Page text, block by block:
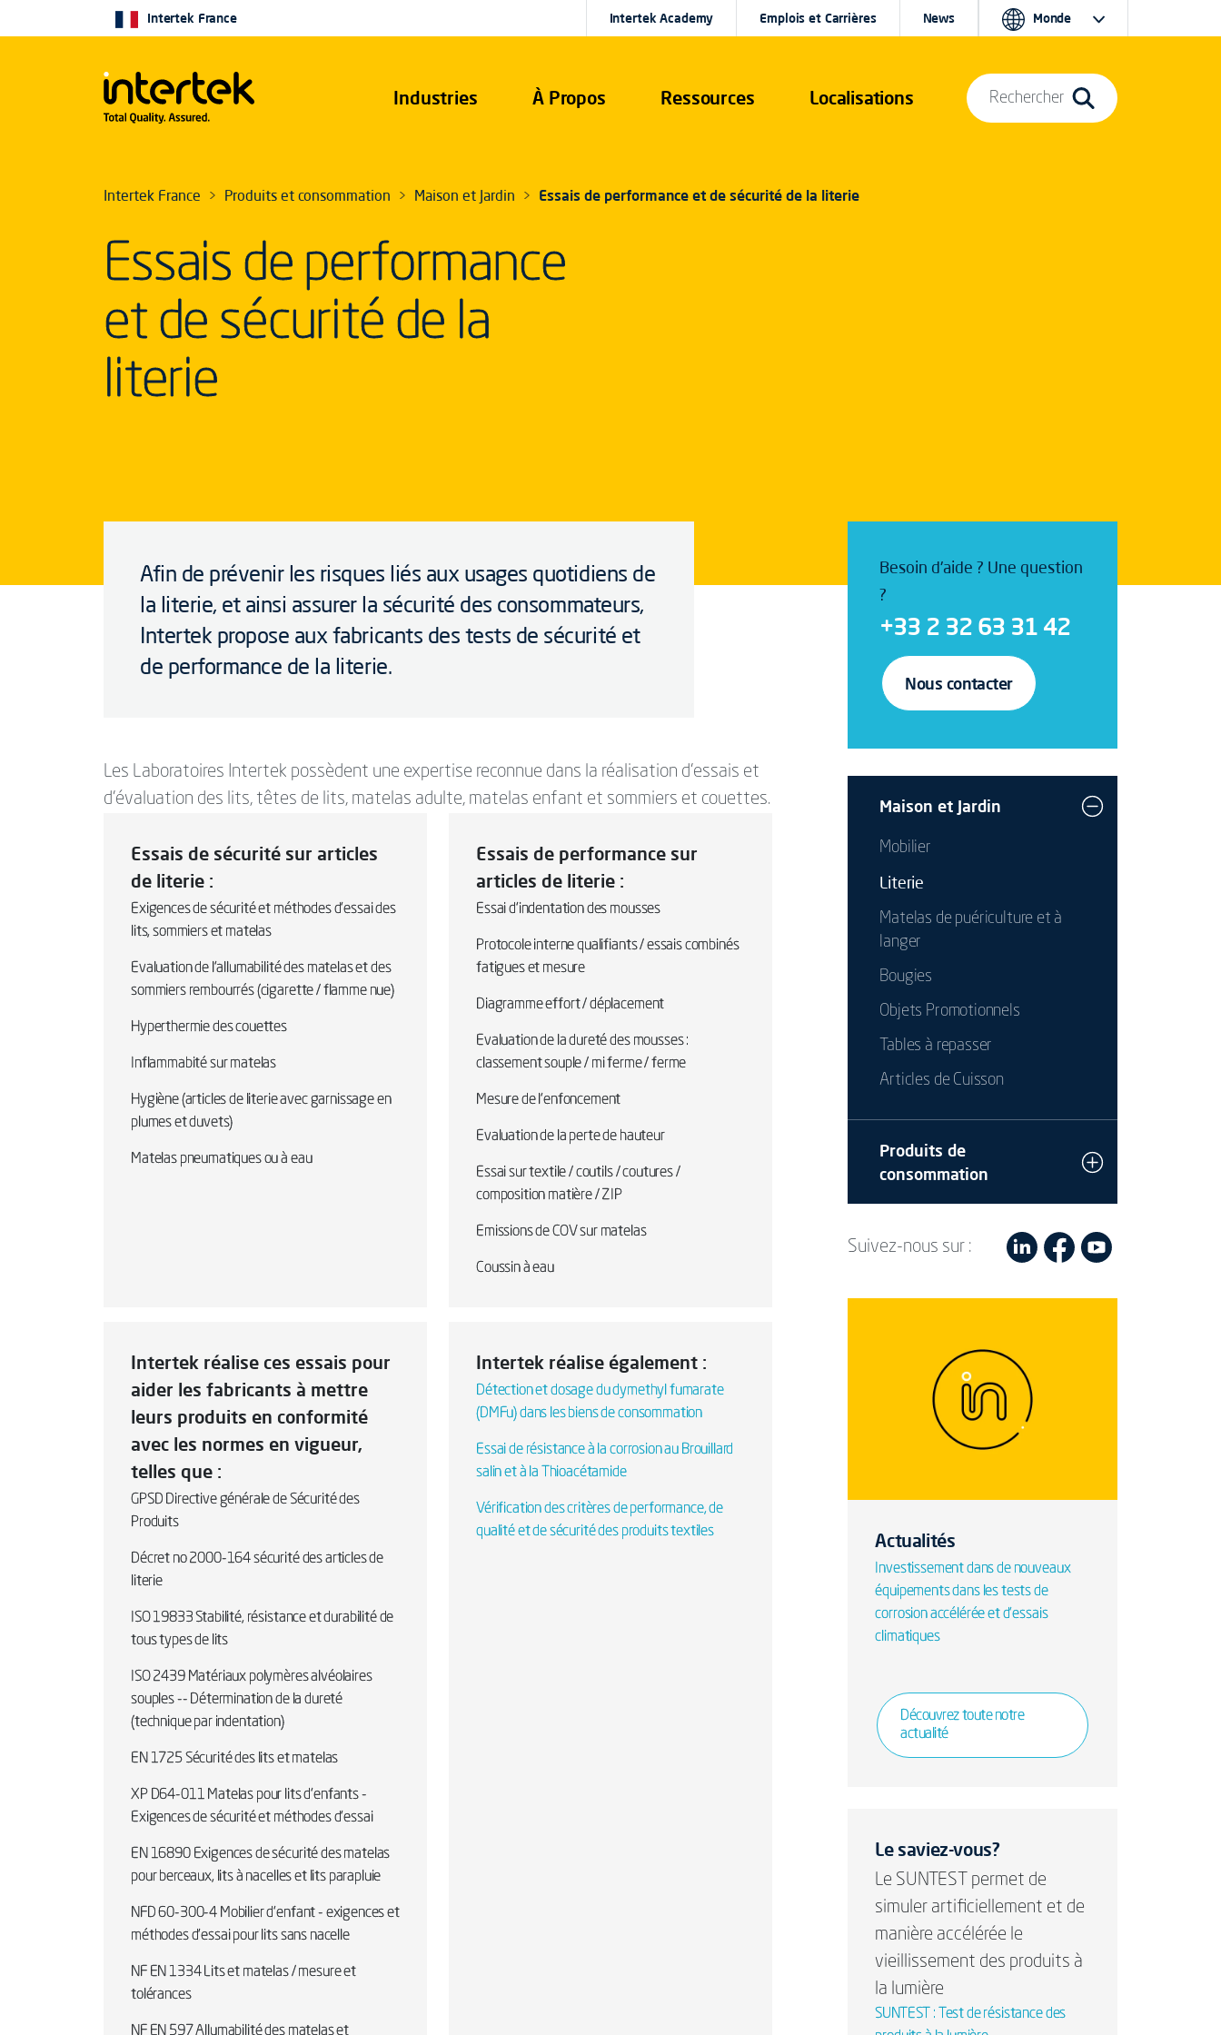
Industries À Propos Ressources Localisations
Intertek France Intertek Academy Emplois et Carrières News Monde
Rechercher
Intertek France Produits et consommation Maison et Jardin Essais de performance et de sécurité de la literie
Essais de performance
et de sécurité de la
literie
Afin de prévenir les risques liés aux usages quotidiens de
la literie, et ainsi assurer la sécurité des consommateurs,
Intertek propose aux fabricants des tests de sécurité et
de performance de la literie.
Les Laboratoires Intertek possèdent une expertise reconnue dans la réalisation d’essais et
d’évaluation des lits, têtes de lits, matelas adulte, matelas enfant et sommiers et couettes.
Essais de sécurité sur articles
de literie :
Exigences de sécurité et méthodes d’essai des
lits, sommiers et matelas
Evaluation de l’allumabilité des matelas et des
sommiers rembourrés (cigarette / flamme nue)
Hyperthermie des couettes
Inflammabité sur matelas
Hygiène (articles de literie avec garnissage en
plumes et duvets)
Matelas pneumatiques ou à eau
Essais de performance sur
articles de literie :
Essai d’indentation des mousses
Protocole interne qualifiants / essais combinés
fatigues et mesure
Diagramme effort / déplacement
Evaluation de la dureté des mousses :
classement souple / mi ferme / ferme
Mesure de l’enfoncement
Evaluation de la perte de hauteur
Essai sur textile / coutils / coutures /
composition matière / ZIP
Emissions de COV sur matelas
Coussin à eau
Intertek réalise ces essais pour
aider les fabricants à mettre
leurs produits en conformité
avec les normes en vigueur,
telles que :
GPSD Directive générale de Sécurité des
Produits
Décret no 2000-164 sécurité des articles de
literie
ISO 19833 Stabilité, résistance et durabilité de
tous types de lits
ISO 2439 Matériaux polymères alvéolaires
souples -- Détermination de la dureté
(technique par indentation)
EN 1725 Sécurité des lits et matelas
XP D64-011 Matelas pour lits d'enfants -
Exigences de sécurité et méthodes d'essai
EN 16890 Exigences de sécurité des matelas
pour berceaux, lits à nacelles et lits parapluie
NFD 60-300-4 Mobilier d'enfant - exigences et
méthodes d'essai pour lits sans nacelle
NF EN 1334 Lits et matelas / mesure et
tolérances
NF EN 597 Allumabilité des matelas et
Intertek réalise également :
Détection et dosage du dymethyl fumarate
(DMFu) dans les biens de consommation
Essai de résistance à la corrosion au Brouillard
salin et à la Thioacétamide
Vérification des critères de performance, de
qualité et de sécurité des produits textiles
Besoin d'aide ? Une question
?
+33 2 32 63 31 42
Nous contacter
Maison et Jardin
Mobilier
Literie
Matelas de puériculture et à
langer
Bougies
Objets Promotionnels
Tables à repasser
Articles de Cuisson
Produits de
consommation
Suivez-nous sur :
Actualités
Investissement dans de nouveaux
équipements dans les tests de
corrosion accélérée et d'essais
climatiques
Découvrez toute notre
actualité
Le saviez-vous?
Le SUNTEST permet de
simuler artificiellement et de
manière accélérée le
vieillissement des produits à
la lumière
SUNTEST : Test de résistance des